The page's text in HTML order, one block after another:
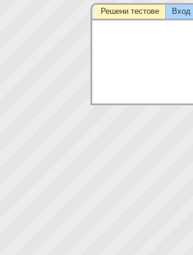
Решени тестове Вход